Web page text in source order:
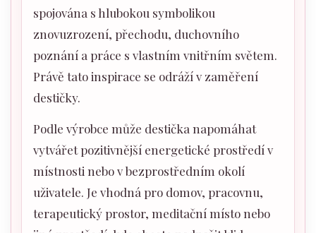
spojována s hlubokou symbolikou
znovuzrození, přechodu, duchovního
poznání a práce s vlastním vnitřním světem.
Právě tato inspirace se odráží v zaměření
destičky.
Podle výrobce může destička napomáhat
vytvářet pozitivnější energetické prostředí v
místnosti nebo v bezprostředním okolí
uživatele. Je vhodná pro domov, pracovnu,
terapeutický prostor, meditační místo nebo